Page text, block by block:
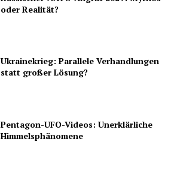
oder Realität?
Ukrainekrieg: Parallele Verhandlungen
statt großer Lösung?
Pentagon-UFO-Videos: Unerklärliche
Himmelsphänomene